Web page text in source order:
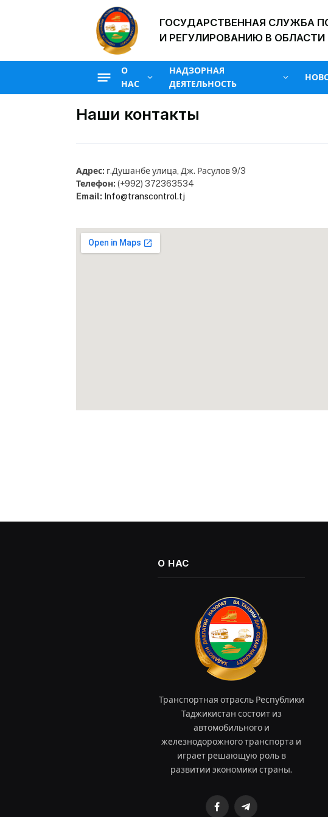
ГОСУДАРСТВЕННАЯ СЛУЖБА
И РЕГУЛИРОВАНИЮ В
О
НАС
НАДЗОРНАЯ
ДЕЯТЕЛЬНОСТЬ
Наши контакты
Адрес: г.Душанбе улица, Дж. Расулов 9/3
Телефон: (+992) 372363534
Email: Info@transcontrol.tj
О НАС
Транспортная отрасль Республики
Таджикистан состоит из
автомобильного и
железнодорожного транспорта и
играет решающую роль в
развитии экономики страны.
FacebookTelegram